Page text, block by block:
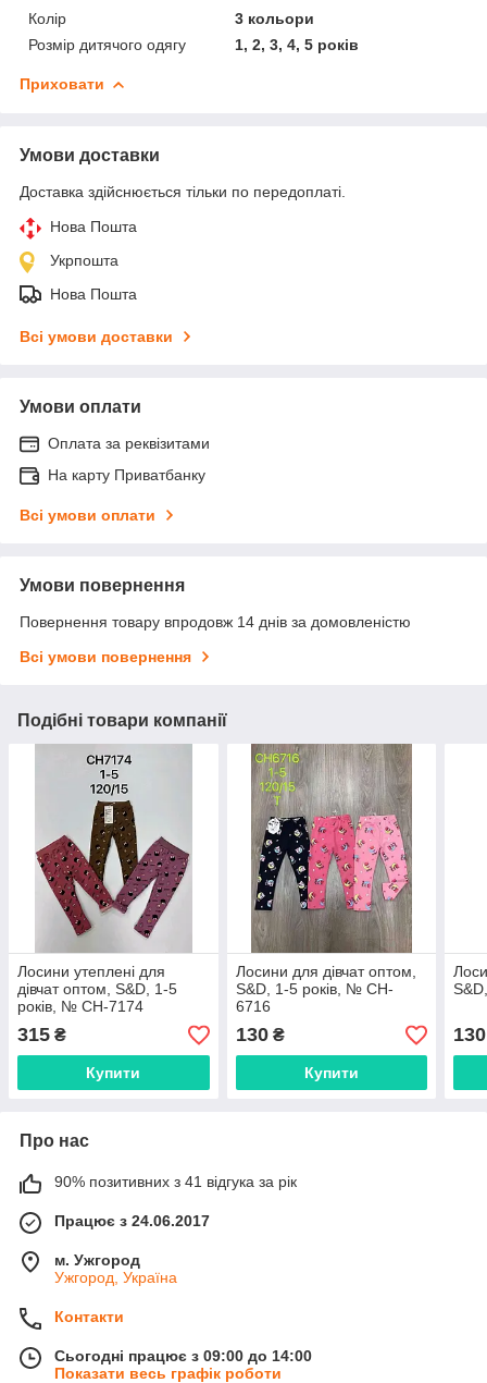
Колір
3 кольори
Розмір дитячого одягу
1, 2, 3, 4, 5 років
Приховати
Умови доставки
Доставка здійснюється тільки по передоплаті.
Нова Пошта
Укрпошта
Нова Пошта
Всі умови доставки
Умови оплати
Оплата за реквізитами
На карту Приватбанку
Всі умови оплати
Умови повернення
Повернення товару впродовж 14 днів за домовленістю
Всі умови повернення
Подібні товари компанії
Лосини утеплені для
дівчат оптом, S&D, 1-5
років, № CH-7174
315 ₴
Купити
Лосини для дівчат оптом,
S&D, 1-5 років, № CH-
6716
130₴
Купити
130
Про нас
90% позитивних з 41 відгука за рік
Працює з 24.06.2017
м. Ужгород
Ужгород, Україна
Контакти
Сьогодні працює з 09:00 до 14:00
Показати весь графік роботи